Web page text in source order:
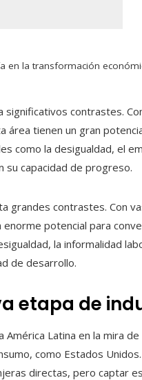
en la transformación
contrastes.
área tienen un gran
como la desigualdad, el
su capacidad de progreso.
grandes contrastes. Con
potencial para
la informalidad
de desarrollo.
etapa de
Latina en la mira
como Estados
directas, pero captar